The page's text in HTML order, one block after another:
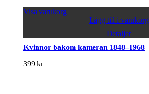
Visa varukorg
Lägg till i varukorg
Detaljer
Kvinnor bakom kameran 1848–1968
399 kr